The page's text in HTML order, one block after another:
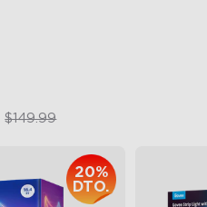
$149.99
20%
DTO.